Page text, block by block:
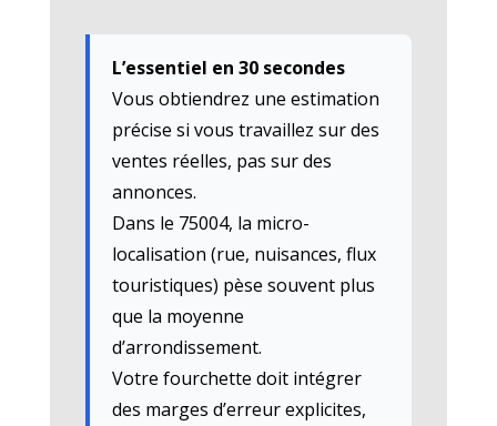
L’essentiel en 30 secondes
Vous obtiendrez une estimation
précise si vous travaillez sur des
ventes réelles, pas sur des
annonces.
Dans le 75004, la micro-
localisation (rue, nuisances, flux
touristiques) pèse souvent plus
que la moyenne
d’arrondissement.
Votre fourchette doit intégrer
des marges d’erreur explicites,